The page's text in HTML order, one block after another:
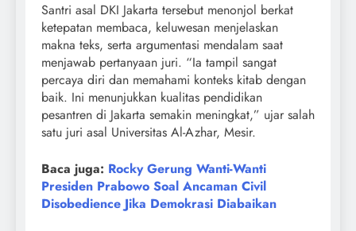
Santri asal DKI Jakarta tersebut menonjol berkat
ketepatan membaca, keluwesan menjelaskan
makna teks, serta argumentasi mendalam saat
menjawab pertanyaan juri. “Ia tampil sangat
percaya diri dan memahami konteks kitab dengan
baik. Ini menunjukkan kualitas pendidikan
pesantren di Jakarta semakin meningkat,” ujar salah
satu juri asal Universitas Al-Azhar, Mesir.
Baca juga: Rocky Gerung Wanti-Wanti
Presiden Prabowo Soal Ancaman Civil
Disobedience Jika Demokrasi Diabaikan